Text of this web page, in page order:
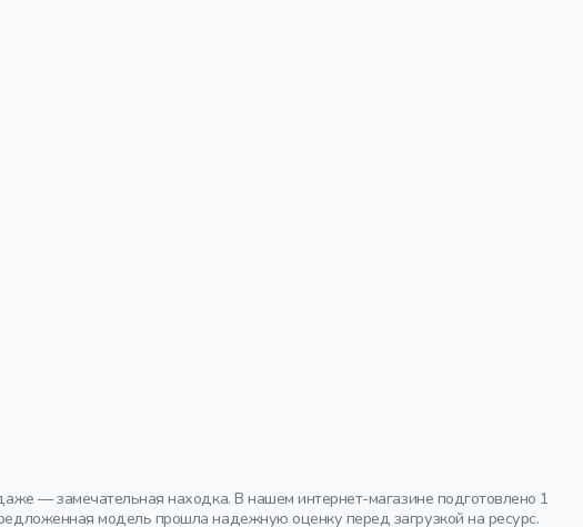
— замечательная находка. В нашем интернет-магазине подготовлено 1
модель прошла надежную оценку перед загрузкой на ресурс.